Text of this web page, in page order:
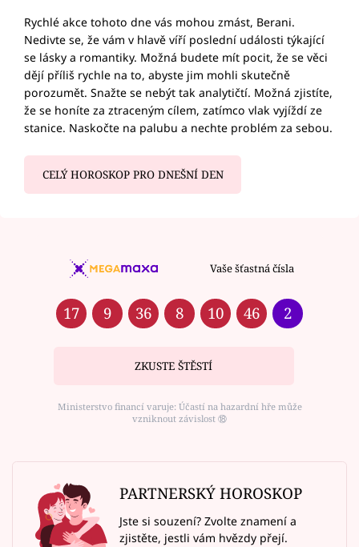
Rychlé akce tohoto dne vás mohou zmást, Berani.
Nedivte se, že vám v hlavě víří poslední události týkající
se lásky a romantiky. Možná budete mít pocit, že se věci
dějí příliš rychle na to, abyste jim mohli skutečně
porozumět. Snažte se nebýt tak analytičtí. Možná zjistíte,
že se honíte za ztraceným cílem, zatímco vlak vyjíždí ze
stanice. Naskočte na palubu a nechte problém za sebou.
CELÝ HOROSKOP PRO DNEŠNÍ DEN
Vaše šťastná čísla
17 9 36 8 10 46 2
ZKUSTE ŠTĚSTÍ
Ministerstvo financí varuje: Účastí na hazardní hře může
vzniknout závislost ⑱
PARTNERSKÝ HOROSKOP
Jste si souzení? Zvolte znamení a
zjistěte, jestli vám hvězdy přejí.